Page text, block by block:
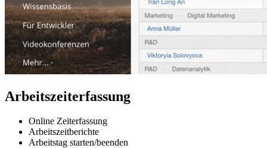
Arbeitszeiterfassung
Online Zeiterfassung
Arbeitszeitberichte
Arbeitstag starten/beenden